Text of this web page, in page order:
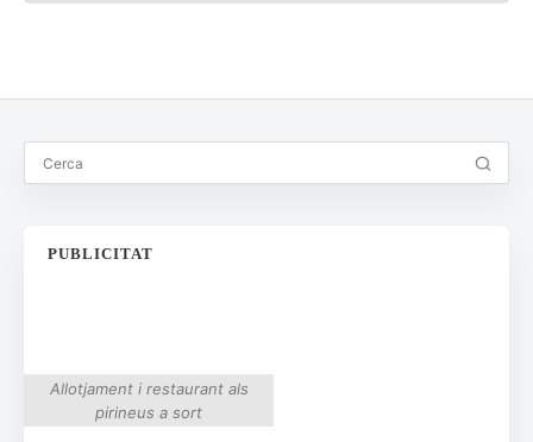
PUBLICITAT
Allotjament i restaurant als
pirineus a sort